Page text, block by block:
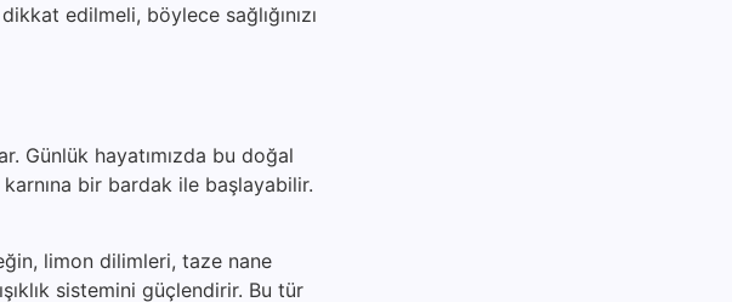
edilmeli, böylece sağlığınızı
Günlük hayatımızda bu doğal
bir bardak ile başlayabilir.
limon dilimleri, taze nane
sistemini güçlendirir. Bu tür